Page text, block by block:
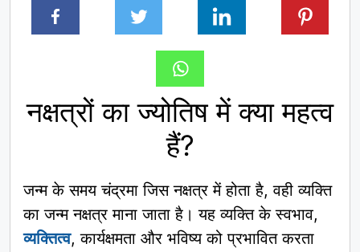
नक्षत्रों का ज्योतिष में क्या महत्व
हैं?
जन्म के समय चंद्रमा जिस नक्षत्र में होता है, वही व्यक्ति
का जन्म नक्षत्र माना जाता है। यह व्यक्ति के स्वभाव,
व्यक्तित्व, कार्यक्षमता और भविष्य को प्रभावित करता